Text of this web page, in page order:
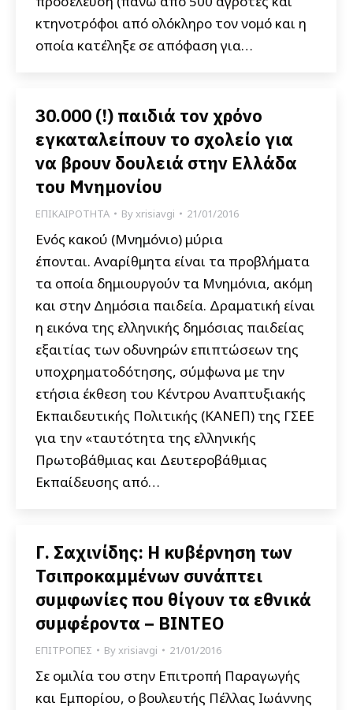
κτηνοτρόφοι από ολόκληρο τον νομό και η
οποία κατέληξε σε απόφαση για…
30.000 (!) παιδιά τον χρόνο
εγκαταλείπουν το σχολείο για
να βρουν δουλειά στην Ελλάδα
του Μνημονίου
ΕΠΙΚΑΙΡΟΤΗΤΑ Byxrisiavgi 21/01/2016
Ενός κακού (Μνημόνιο) μύρια
έπονται. Αναρίθμητα είναι τα προβλήματα
τα οποία δημιουργούν τα Μνημόνια, ακόμη
και στην Δημόσια παιδεία. Δραματική είναι
η εικόνα της ελληνικής δημόσιας παιδείας
εξαιτίας των οδυνηρών επιπτώσεων της
υποχρηματοδότησης, σύμφωνα με την
ετήσια έκθεση του Κέντρου Αναπτυξιακής
Εκπαιδευτικής Πολιτικής (ΚΑΝΕΠ) της ΓΣΕΕ
για την «ταυτότητα της ελληνικής
Πρωτοβάθμιας και Δευτεροβάθμιας
Εκπαίδευσης από…
Γ. Σαχινίδης: Η κυβέρνηση των
Τσιπροκαμμένων συνάπτει
συμφωνίες που θίγουν τα εθνικά
συμφέροντα – ΒΙΝΤΕΟ
ΕΠΙΤΡΟΠΕΣ Byxrisiavgi 21/01/2016
Σε ομιλία του στην Επιτροπή Παραγωγής
και Εμπορίου, ο βουλευτής Πέλλας Ιωάννης